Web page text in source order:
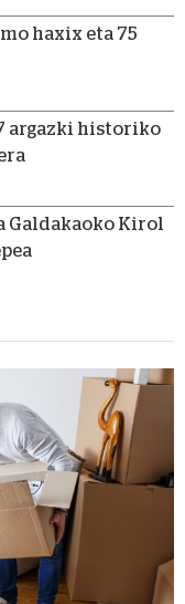
haxix eta 75
argazki historiko
Galdakaoko Kirol